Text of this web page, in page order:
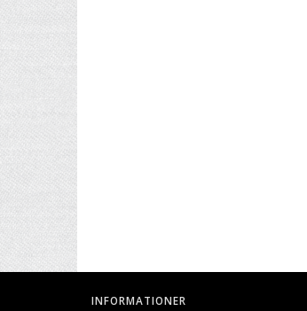
INFORMATIONER